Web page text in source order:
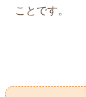
ことです。